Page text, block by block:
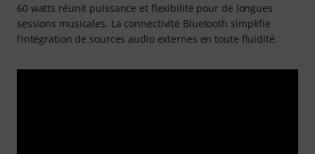
60 watts réunit puissance et flexibilité pour de longues
sessions musicales. La connectivité Bluetooth simplifie
l’intégration de sources audio externes en toute fluidité.